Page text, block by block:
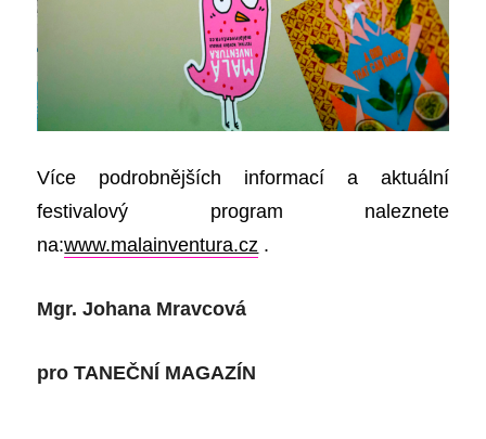
Více podrobnějších informací a aktuální
festivalový program naleznete
na:www.malainventura.cz .
Mgr. Johana Mravcová
proTANEČNÍ MAGAZÍN